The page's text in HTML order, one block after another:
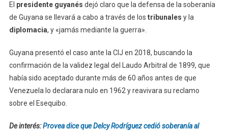
El presidente guyanés dejó claro que la defensa de la soberanía
de Guyana se llevará a cabo a través de los tribunales y la
diplomacia, y «jamás mediante la guerra».
Guyana presentó el caso ante la CIJ en 2018, buscando la
confirmación de la validez legal del Laudo Arbitral de 1899, que
había sido aceptado durante más de 60 años antes de que
Venezuela lo declarara nulo en 1962 y reavivara su reclamo
sobre el Esequibo.
De interés:Provea dice que Delcy Rodríguez cedió soberanía al